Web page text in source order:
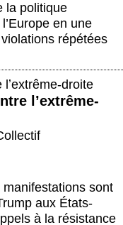
la politique
en une
répétées
lʼextrême-
sont
aux États-
à la résistance